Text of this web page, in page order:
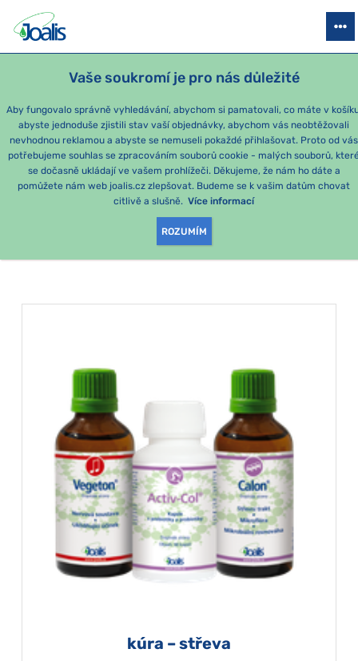
Vaše soukromí je pro nás důležité
Aby fungovalo správně vyhledávání, abychom si pamatovali, co máte v
abyste jednoduše zjistili stav vaší objednávky, abychom vás neobtěžovali
nevhodnou reklamou a abyste se nemuseli pokaždé přihlašovat. Proto od vás
potřebujeme souhlas se zpracováním souborů cookie - malých souborů,
se dočasně ukládají ve vašem prohlížeči. Děkujeme, že nám ho dáte a
pomůžete nám web joalis.cz zlepšovat. Budeme se k vašim datům chovat
citlivě a slušně. Více informací
ROZUMÍM
PRODUKTY PODLE OBTÍŽÍ SEZÓNNÍ BALÍČKY PRO DĚTI
e-shop Joalis Podle obtíží ORGÁNY Střeva
Střeva
PRODUKTY PODLE
KATEGORIE:
kúra – střeva